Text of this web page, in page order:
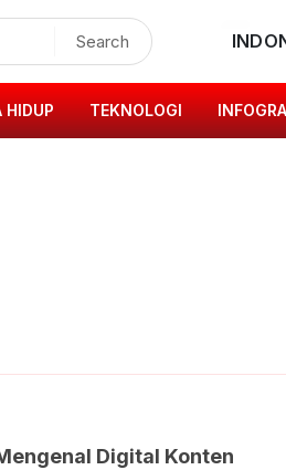
Search
HIDUP TEKNOLOGI
Digital Konten